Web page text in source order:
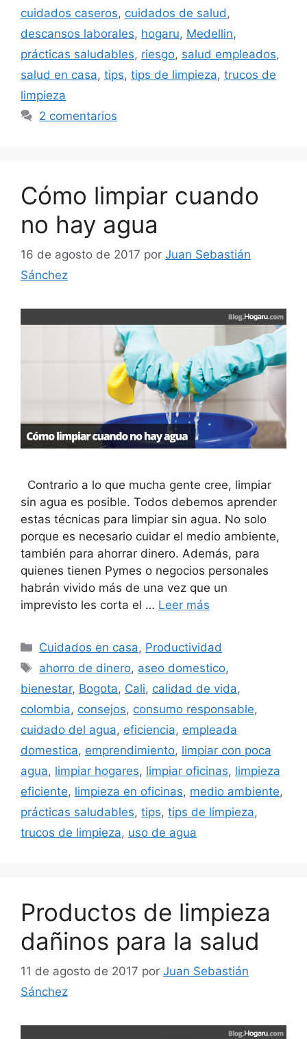
cuidados caseros, cuidados de salud ,
descansos laborales, hogaru, Medellin,
prácticas saludables, riesgo, salud empleados,
salud en casa, tips, tips de limpieza, trucos de
limpieza
2 comentarios
Cómo limpiar cuando
no hay agua
16 de agosto de 2017 por Juan Sebastián
Sánchez
Contrario a lo que mucha gente cree, limpiar
sin agua es posible. Todos debemos aprender
estas técnicas para limpiar sin agua. No solo
porque es necesario cuidar el medio ambiente,
también para ahorrar dinero. Además, para
quienes tienen Pymes o negocios personales
habrán vivido más de una vez que un
imprevisto les corta el … Leer más
Categorías
Cuidados en casa, Productividad
Etiquetas
ahorro de dinero, aseo domestico,
bienestar, Bogota, Cali, calidad de vida,
colombia, consejos, consumo responsable,
cuidado del agua, eficiencia, empleada
domestica, emprendimiento, limpiar con poca
agua, limpiar hogares, limpiar oficinas, limpieza
eficiente, limpieza en oficinas, medio ambiente,
prácticas saludables, tips, tips de limpieza,
trucos de limpieza, uso de agua
Productos de limpieza
dañinos para la salud
11 de agosto de 2017 por Juan Sebastián
Sánchez